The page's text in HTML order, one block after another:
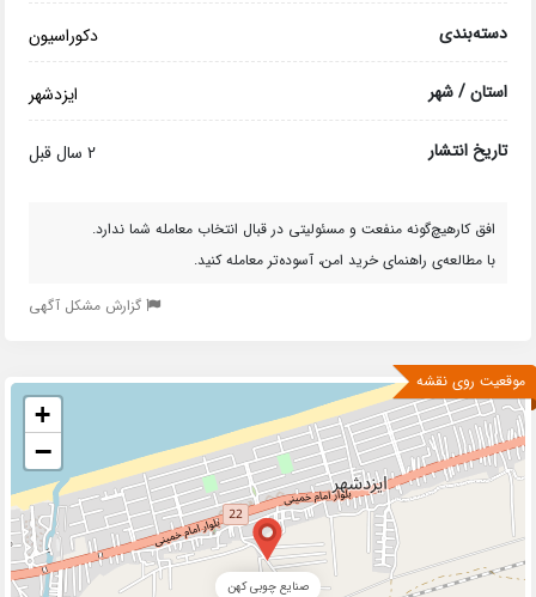
دسته‌بندی دکوراسیون
استان / شهر ایزدشهر
تاریخ انتشار 2 سال قبل
افق کارهیچ‌گونه منفعت و مسئولیتی در قبال انتخاب معامله شما ندارد.
با مطالعه‌ی راهنمای خرید امن، آسوده‌تر معامله کنید.
گزارش مشکل آگهی
موقعیت روی نقشه
صنایع چوبی کهن
+
−